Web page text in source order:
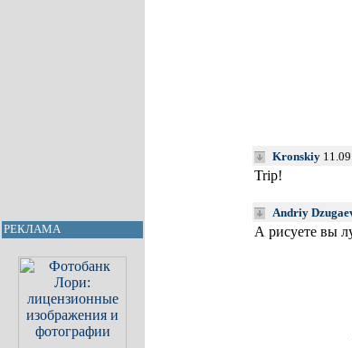
РЕКЛАМА
Kronskiy
Trip!
Andriy
А рисуете вы